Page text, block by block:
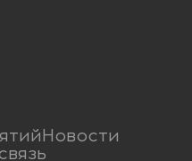
Новости